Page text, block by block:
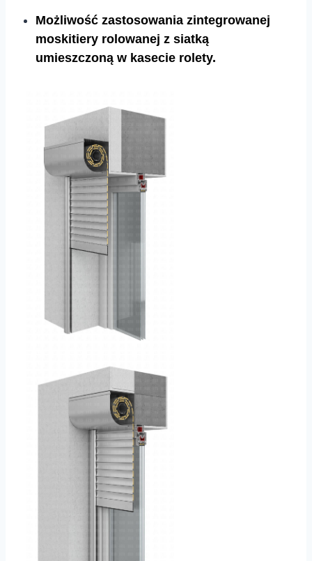
Możliwość zastosowania zintegrowanej
moskitiery rolowanej z siatką
umieszczoną w kasecie rolety.